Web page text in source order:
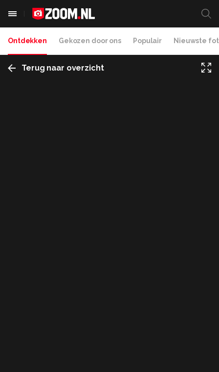
Ontdekken Gekozen door ons Populair Nieuwste
Terug naar overzicht